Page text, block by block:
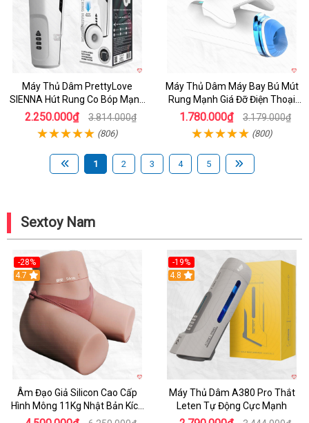
Máy Thủ Dâm PrettyLove
SIENNA Hút Rung Co Bóp Mạnh
Mẽ Nam
2.250.000₫ 3.814.000₫
(806)
Máy Thủ Dâm Máy Bay Bú Mút
Rung Mạnh Giá Đỡ Điện Thoại
Chính Hãng
1.780.000₫ 3.179.000₫
(800)
1 2 3 4 5
Sextoy Nam
-28%
4.7
Âm Đạo Giả Silicon Cao Cấp
Hình Mông 11Kg Nhật Bản Kích
Thước Như Thật
-19%
Hot
4.8
Máy Thủ Dâm A380 Pro Thắt
Leten Tự Động Cực Mạnh